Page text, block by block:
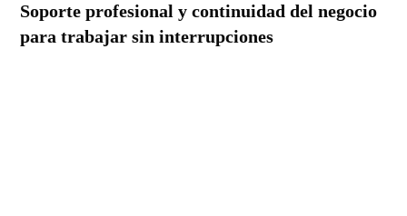
Soporte profesional y continuidad del negocio
para trabajar sin interrupciones